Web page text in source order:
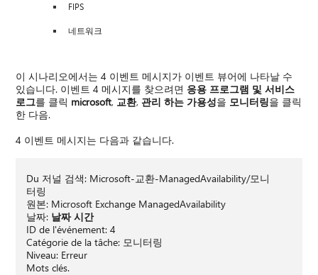
FIPS
네트워크
이 시나리오에서는 4 이벤트 메시지가 이벤트 뷰어에 나타날 수
있습니다. 이벤트 4 메시지를 찾으려면 응용 프로그램 및 서비스
로그를 클릭 microsoft, 교환, 관리 하는 가용성을 모니터링을 클릭
한 다음.
4 이벤트 메시지는 다음과 같습니다.
Du 저널 검색: Microsoft-교환-ManagedAvailability/모니
터링
원본: Microsoft Exchange ManagedAvailability
날짜: 날짜 시간
ID de l'événement: 4
Catégorie de la tâche: 모니터링
Niveau: Erreur
Mots clés.